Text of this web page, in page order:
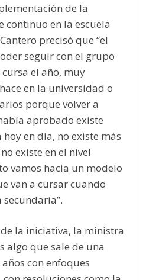
de la
continuo en la escuela
precisó que “el
seguir con el grupo
el año, muy
en la universidad o
porque volver a
aprobado existe
en día, no existe más
existe en el nivel
vamos hacia un modelo
van a cursar cuando
la iniciativa, la ministra
algo que sale de una
con enfoques